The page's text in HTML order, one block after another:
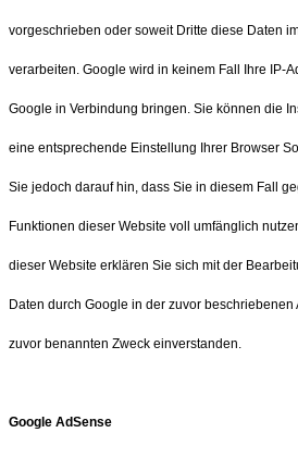
vorgeschrieben oder soweit Dritte diese Daten
verarbeiten. Google wird in keinem Fall Ihre IP-
Google in Verbindung bringen. Sie können die
eine entsprechende Einstellung Ihrer Browser
Sie jedoch darauf hin, dass Sie in diesem Fall
Funktionen dieser Website voll umfänglich
dieser Website erklären Sie sich mit der
Daten durch Google in der zuvor beschriebenen
zuvor benannten Zweck einverstanden.
Google AdSense